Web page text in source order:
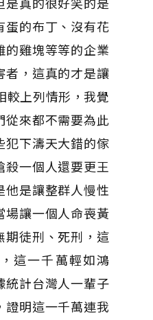
蛋的布丁、沒有花
的雞塊等等的企業
者，這真的才是讓
較上列情形，我覺
從來都不需要為此
犯下濤天大錯的傢
一個人還要更王
他是讓整群人慢性
場讓一個人命喪黃
期徒刑、死刑，這
這一千萬輕如鴻
統計台灣人一輩子
明這一千萬連我